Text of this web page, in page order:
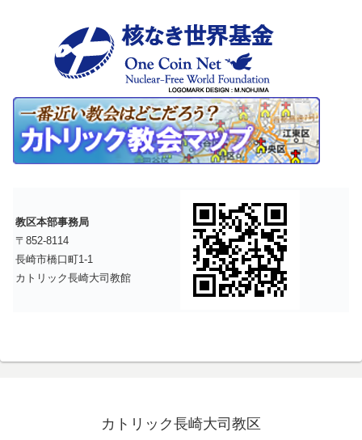
教区本部事務局
〒852-8114
長崎市橋口町1-1
カトリック長崎大司教館
カトリック長崎大司教区